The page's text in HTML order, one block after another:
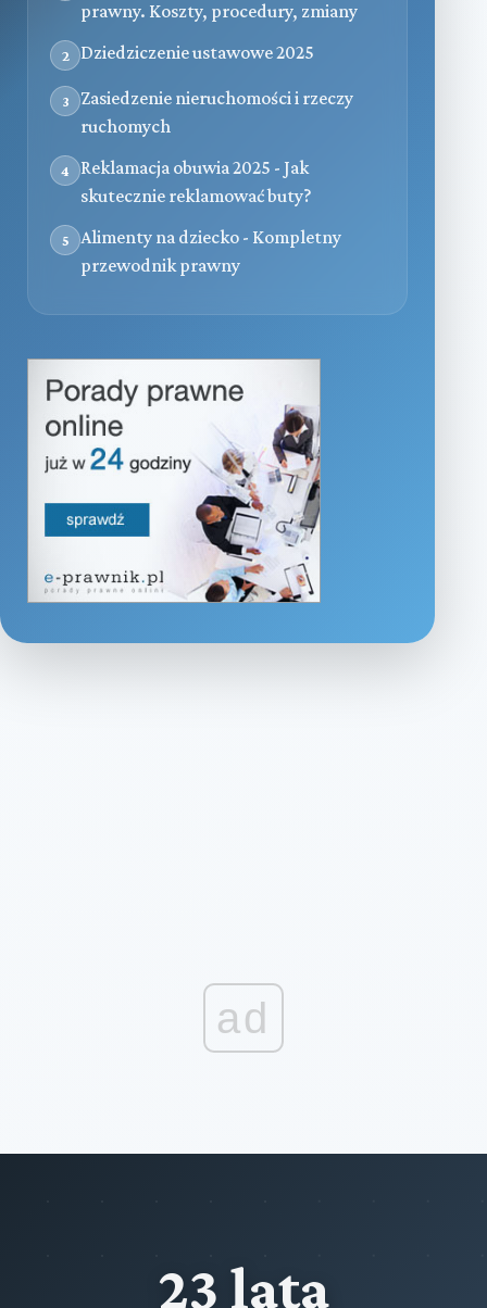
prawny. Koszty, procedury, zmiany
2 Dziedziczenie ustawowe 2025
3
Zasiedzenie nieruchomości i rzeczy
ruchomych
4
Reklamacja obuwia 2025 - Jak
skutecznie reklamować buty?
5
Alimenty na dziecko - Kompletny
przewodnik prawny
ad
23 lata